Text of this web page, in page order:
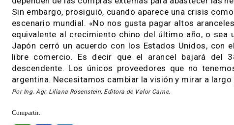
Según el Gerente, las actuales cotizaciones
las cuotas. «Es esperable que en Uruguay, por
condicionada al nivel de compras de China.
no sabemos cuándo. La cuarentena del
mercados y todavía está lejos de terminar «,
A largo plazo
Pérez Rocha piensa que, pasada esta coyuntura,
siendo enormes. «Para nosotros la clave está en
que «en el continente asiático no se puede